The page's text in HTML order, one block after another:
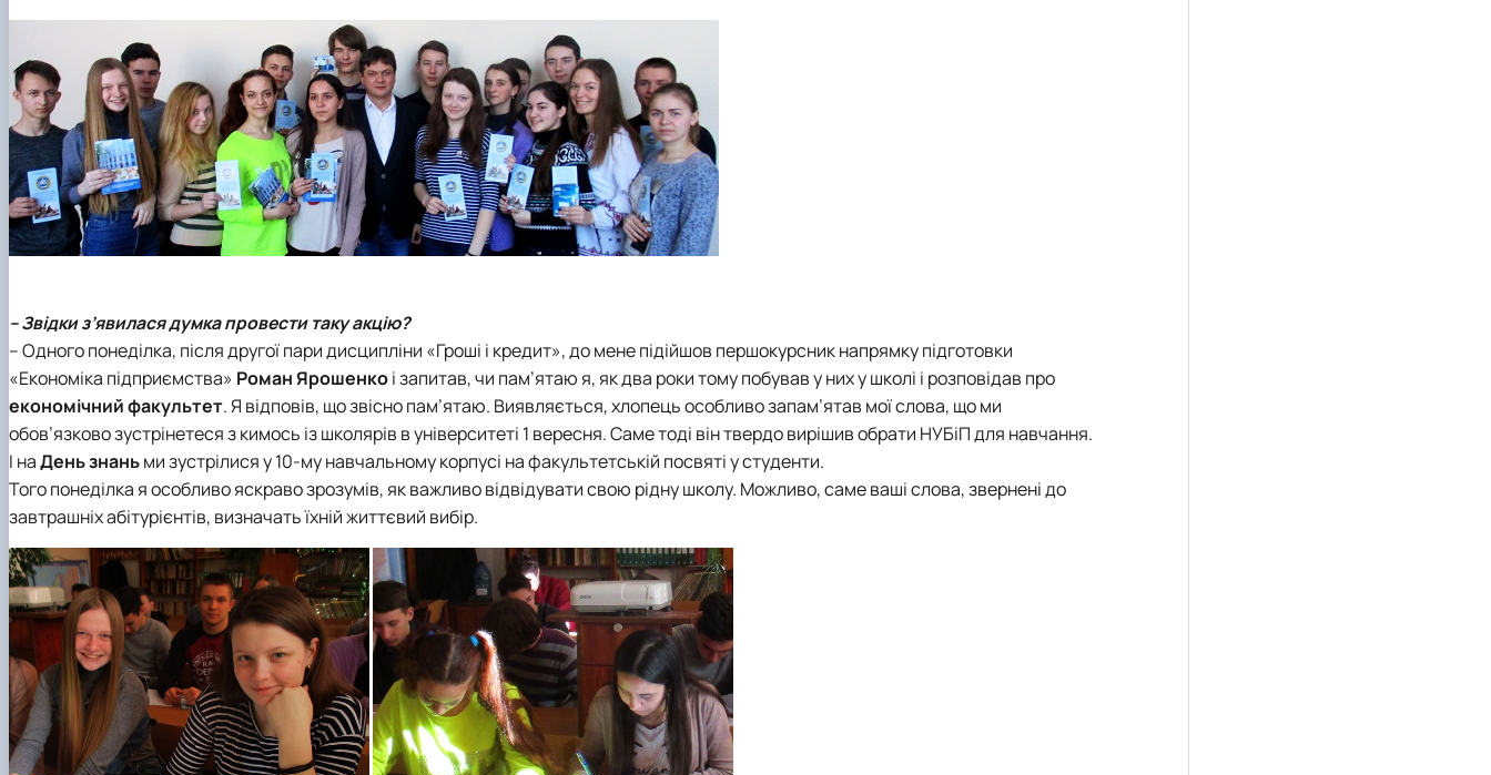
– Звідки з’явилася думка провести таку акцію?
– Одного понеділка, після другої пари дисципліни «Гроші і кредит», до мене підійшов першокурсник напрямку підготовки
«Економіка підприємства» Роман Ярошенкоі запитав, чи пам’ятаю я, як два роки тому побував у них у школі і розповідав про
економічний факультет. Я відповів, що звісно пам’ятаю. Виявляється, хлопець особливо запам’ятав мої слова, що ми
обов’язково зустрінетеся з кимось із школярів в університеті 1 вересня. Саме тоді він твердо вирішив обрати НУБіП для навчання.
І наДень знаньми зустрілися у 10-му навчальному корпусі на факультетській посвяті у студенти.
Того понеділка я особливо яскраво зрозумів, як важливо відвідувати свою рідну школу. Можливо, саме ваші слова, звернені до
завтрашніх абітурієнтів, визначать їхній життєвий вибір.